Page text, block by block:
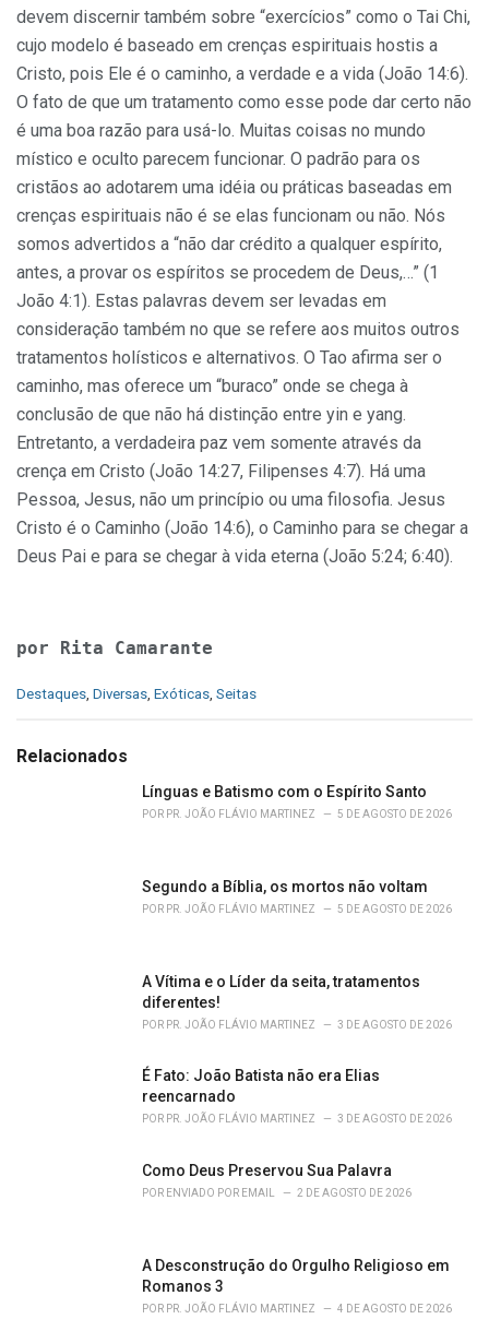
devem discernir também sobre “exercícios” como o Tai Chi,
cujo modelo é baseado em crenças espirituais hostis a
Cristo, pois Ele é o caminho, a verdade e a vida (João 14:6).
O fato de que um tratamento como esse pode dar certo não
é uma boa razão para usá-lo. Muitas coisas no mundo
místico e oculto parecem funcionar. O padrão para os
cristãos ao adotarem uma idéia ou práticas baseadas em
crenças espirituais não é se elas funcionam ou não. Nós
somos advertidos a “não dar crédito a qualquer espírito,
antes, a provar os espíritos se procedem de Deus,…” (1
João 4:1). Estas palavras devem ser levadas em
consideração também no que se refere aos muitos outros
tratamentos holísticos e alternativos. O Tao afirma ser o
caminho, mas oferece um “buraco” onde se chega à
conclusão de que não há distinção entre yin e yang.
Entretanto, a verdadeira paz vem somente através da
crença em Cristo (João 14:27, Filipenses 4:7). Há uma
Pessoa, Jesus, não um princípio ou uma filosofia. Jesus
Cristo é o Caminho (João 14:6), o Caminho para se chegar a
Deus Pai e para se chegar à vida eterna (João 5:24; 6:40).
por Rita Camarante
C
e
Destaques Diversas Exóticas Seitas
Relacionados
Línguas e Batismo com o Espírito Santo
POR PR. JOÃO FLÁVIO MARTINEZ 5 DE AGOSTO DE 2026
Segundo a Bíblia, os mortos não voltam
POR PR. JOÃO FLÁVIO MARTINEZ 5 DE AGOSTO DE 2026
A Vítima e o Líder da seita, tratamentos
diferentes!
POR PR. JOÃO FLÁVIO MARTINEZ 3 DE AGOSTO DE 2026
É Fato: João Batista não era Elias
reencarnado
POR PR. JOÃO FLÁVIO MARTINEZ 3 DE AGOSTO DE 2026
Como Deus Preservou Sua Palavra
POR ENVIADO POR EMAIL 2 DE AGOSTO DE 2026
A Desconstrução do Orgulho Religioso em
Romanos 3
POR PR. JOÃO FLÁVIO MARTINEZ 4 DE AGOSTO DE 2026